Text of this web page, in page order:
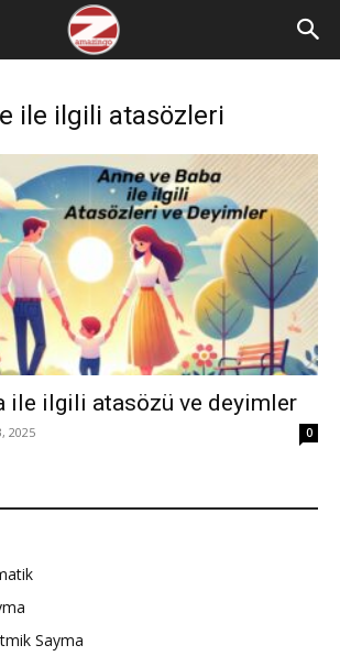
ile ilgili atasözleri
ile ilgili atasözü ve deyimler
2025 0
Sayma